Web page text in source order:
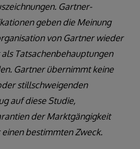
Gartner-
geben die Meinung
von Gartner wieder
Tatsachenbehauptungen
Gartner übernimmt keine
stillschweigenden
auf diese Studie,
der Marktgängigkeit
bestimmten Zweck.